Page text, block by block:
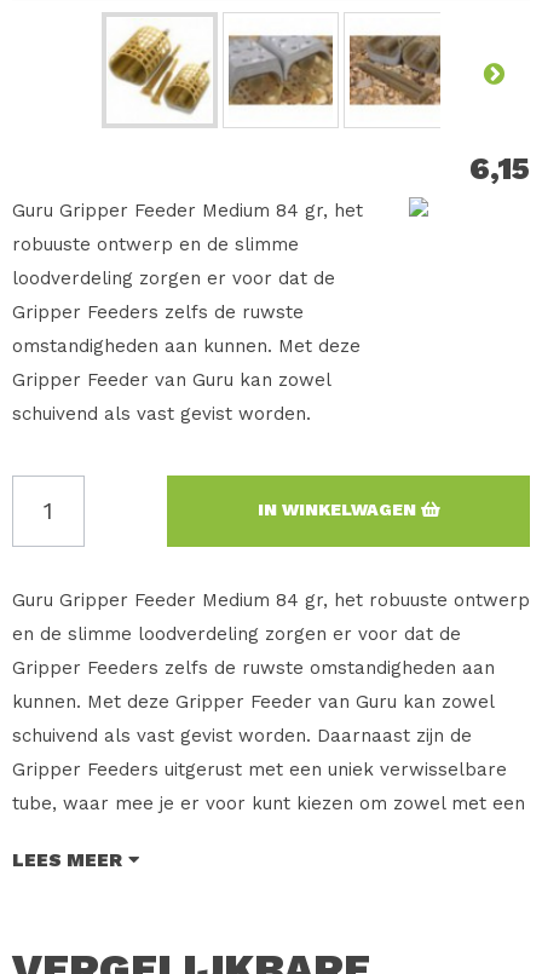
6,15
Guru Gripper Feeder Medium 84 gr, het
robuuste ontwerp en de slimme
loodverdeling zorgen er voor dat de
Gripper Feeders zelfs de ruwste
omstandigheden aan kunnen. Met deze
Gripper Feeder van Guru kan zowel
schuivend als vast gevist worden.
IN WINKELWAGEN
Guru Gripper Feeder Medium 84 gr, het robuuste ontwerp
en de slimme loodverdeling zorgen er voor dat de
Gripper Feeders zelfs de ruwste omstandigheden aan
kunnen. Met deze Gripper Feeder van Guru kan zowel
schuivend als vast gevist worden. Daarnaast zijn de
Gripper Feeders uitgerust met een uniek verwisselbare
tube, waar mee je er voor kunt kiezen om zowel met een
slimme Guru ontwerp is de Gripper Feeder ideaal om in
LEES MEER